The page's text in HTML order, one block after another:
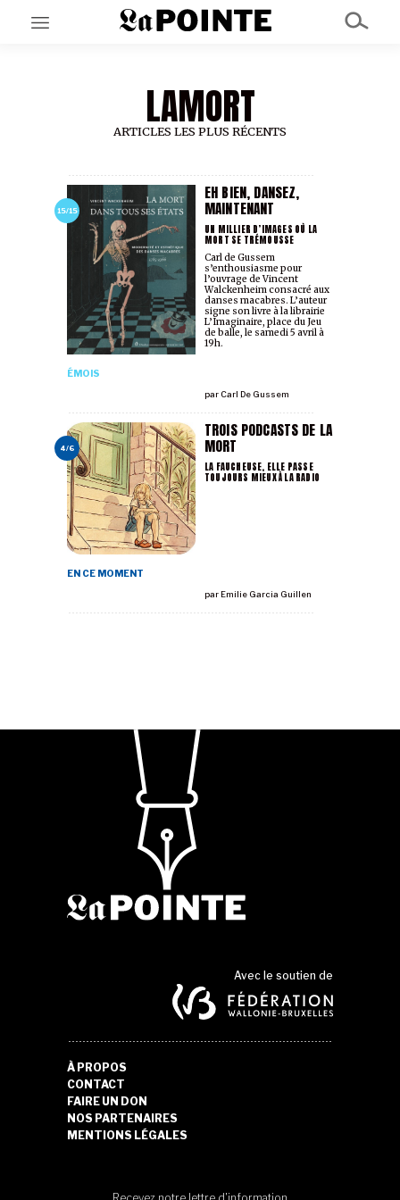
EN CE MOMENT
GRAND ANGLE
AU LARGE
À PROPOS
NOS PARTENAIRES
SOUTENEZ NOUS
LAMORT
ARTICLES LES PLUS RÉCENTS
15/15
EH BIEN, DANSEZ,
MAINTENANT
UN MILLIER D’IMAGES OÙ LA
MORT SE TRÉMOUSSE
ÉMOIS
par Carl De Gussem
Carl de Gussem
s’enthousiasme pour
l’ouvrage de Vincent
Walckenheim consacré aux
danses macabres. L’auteur
signe son livre à la librairie
L’Imaginaire, place du Jeu
de balle, le samedi 5 avril à
19h.
4/6
TROIS PODCASTS DE LA
MORT
LA FAUCHEUSE, ELLE PASSE
TOUJOURS MIEUX À LA RADIO
EN CE MOMENT
parEmilie Garcia Guillen
Avec le soutien de
À PROPOS
CONTACT
FAIRE UN DON
NOS PARTENAIRES
MENTIONS LÉGALES